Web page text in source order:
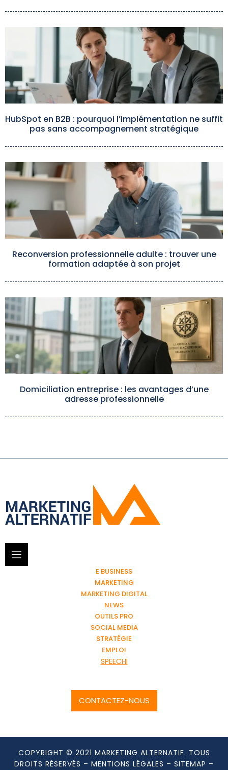
HubSpot en B2B : pourquoi l’implémentation ne suffit
pas sans accompagnement stratégique
Reconversion professionnelle adulte : trouver une
formation adaptée à son projet
Domiciliation entreprise : les avantages d’une
adresse professionnelle
E BUSINESS
MARKETING
MARKETING DIGITAL
NEWS
OUTILS PRO
SOCIAL MEDIA
STRATÉGIE
EMPLOI
SPEECHI
CONTACTEZ-NOUS
COPYRIGHT © 2021 MARKETING ALTERNATIF. TOUS
DROITS RÉSERVÉS – MENTIONS LÉGALES – SITEMAP –